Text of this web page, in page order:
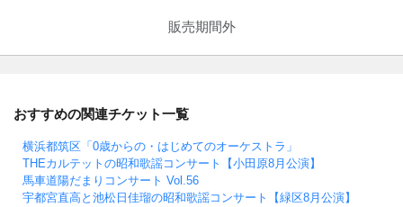
販売期間外
おすすめの関連チケット一覧
横浜都筑区「0歳からの・はじめてのオーケストラ」
THEカルテットの昭和歌謡コンサート【小田原8月公演】
馬車道陽だまりコンサート Vol.56
宇都宮直高と池松日佳瑠の昭和歌謡コンサート【緑区8月公演】